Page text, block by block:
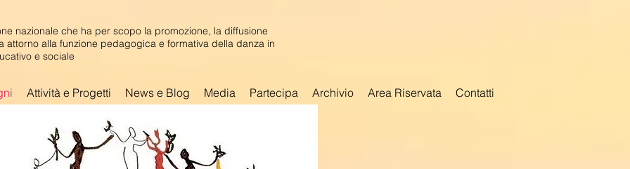
nazionale che ha per scopo la promozione, la diffusione
attorno alla funzione pedagogica e formativa della danza in
e sociale
Attività e Progetti News e Blog Media Partecipa Archivio Area Riservata Contatti